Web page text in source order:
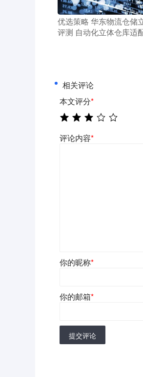
优选策略 华东物流仓储
评测 自动化立体仓库适
相关评论
本文评分*
评论内容*
你的昵称*
你的邮箱*
提交评论